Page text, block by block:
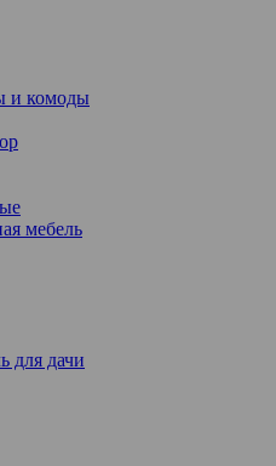
и комоды
мебель
для дачи